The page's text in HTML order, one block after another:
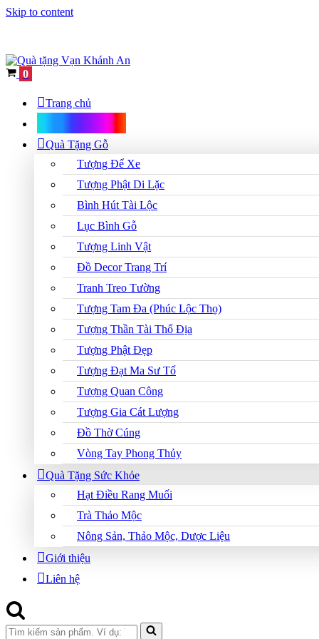
Skip to content
Cart
0
Trang chủ
Quà Tặng Gỗ
Tượng Để Xe
Tượng Phật Di Lặc
Bình Hút Tài Lộc
Lục Bình Gỗ
Tượng Linh Vật
Đồ Decor Trang Trí
Tranh Treo Tường
Tượng Tam Đa (Phúc Lộc Thọ)
Tượng Thần Tài Thổ Địa
Tượng Phật Đẹp
Tượng Đạt Ma Sư Tổ
Tượng Quan Công
Tượng Gia Cát Lượng
Đồ Thờ Cúng
Vòng Tay Phong Thủy
Quà Tặng Sức Khỏe
Hạt Điều Rang Muối
Trà Thảo Mộc
Nông Sản, Thảo Mộc, Dược Liệu
Giới thiệu
Liên hệ
Search